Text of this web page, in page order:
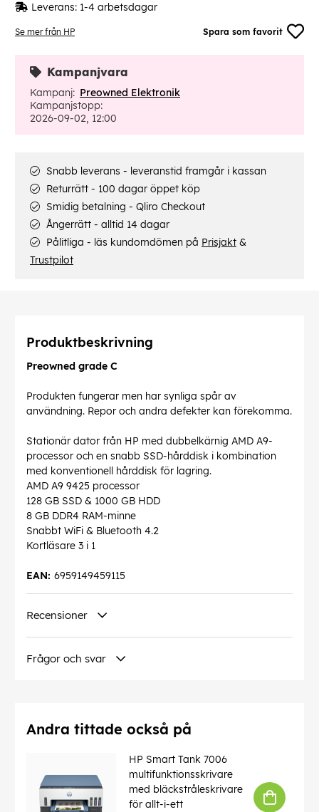
Se mer från HP Spara som favorit
Leverans: 1-4 arbetsdagar
Kampanjvara
Kampanj: Preowned Elektronik
Kampanjstopp:
2026-09-02, 12:00
Snabb leverans - leveranstid framgår i kassan
Returrätt - 100 dagar öppet köp
Smidig betalning - Qliro Checkout
Ångerrätt - alltid 14 dagar
Pålitliga - läs kundomdömen på Prisjakt &
Trustpilot
Produktbeskrivning
Preowned grade C
Produkten fungerar men har synliga spår av
användning. Repor och andra defekter kan förekomma.
Stationär dator från HP med dubbelkärnig AMD A9-
processor och en snabb SSD-hårddisk i kombination
med konventionell hårddisk för lagring.
AMD A9 9425 processor
128 GB SSD & 1000 GB HDD
8 GB DDR4 RAM-minne
Snabbt WiFi & Bluetooth 4.2
Kortläsare 3 i 1
6959149459115
EAN:
Recensioner
Frågor och svar
Andra tittade också på
HP Smart Tank 7006
multifunktionsskrivare
med bläckstråleskrivare
för allt-i-ett